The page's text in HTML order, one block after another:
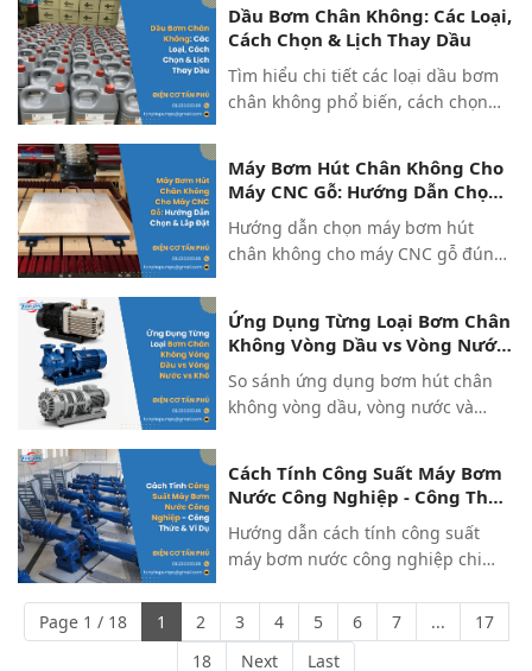
hợp, nhận tư vấn từ Điện Cơ Tấn
Phú.
Dầu Bơm Chân Không: Các Loại,
Cách Chọn & Lịch Thay Dầu
Tìm hiểu chi tiết các loại dầu bơm
chân không phổ biến, cách chọn
kiệm chi phí từ Điện Cơ Tấn Phú.
Máy Bơm Hút Chân Không Cho
Máy CNC Gỗ: Hướng Dẫn Chọn
& Lắp Đặt
Hướng dẫn chọn máy bơm hút
chân không cho máy CNC gỗ đúng
thuật, giúp bàn hút ổn định, hạn
chế lỗi gia công từ Điện Cơ Tấn
Phú.
Ứng Dụng Từng Loại Bơm Chân
Không Vòng Dầu vs Vòng Nước
vs Khô
So sánh ứng dụng bơm hút chân
không vòng dầu, vòng nước và
Nhận tư vấn lựa chọn từ Điện Cơ
Tấn Phú.
Cách Tính Công Suất Máy Bơm
Nước Công Nghiệp - Công Thức
& Ví Dụ
Hướng dẫn cách tính công suất
máy bơm nước công nghiệp chi
họa cụ thể và lưu ý khi chọn công
suất motor từ Điện Cơ Tấn Phú.
Page 1 / 18 1 2 3 4 5 6 7 ...
17
18
Next Last